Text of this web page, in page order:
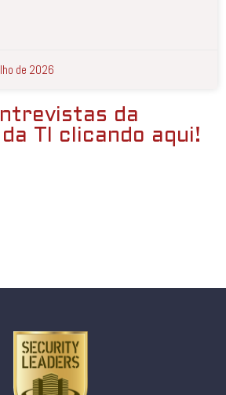
de 2026
da
TI clicando aqui!